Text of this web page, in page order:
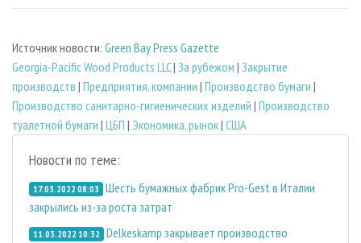
Источник новости: Green Bay Press Gazette
Georgia-Pacific Wood Products LLC| За рубежом | Закрытие
производств | Предприятия, компании | Производство бумаги |
Производство санитарно-гигиенических изделий | Производство
туалетной бумаги | ЦБП | Экономика, рынок| США
Новости по теме:
17.03.2022 08:03 Шесть бумажных фабрик Pro-Gest в Италии
закрылись из-за роста затрат
11.03.2022 10:32 Delkeskamp закрывает производство